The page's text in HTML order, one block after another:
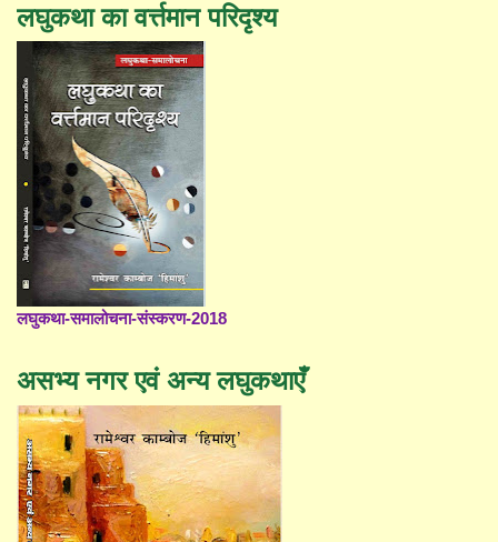
लघुकथा का वर्त्तमान परिदृश्य
लघुकथा-समालोचना-संस्करण-2018
असभ्य नगर एवं अन्य लघुकथाएँ